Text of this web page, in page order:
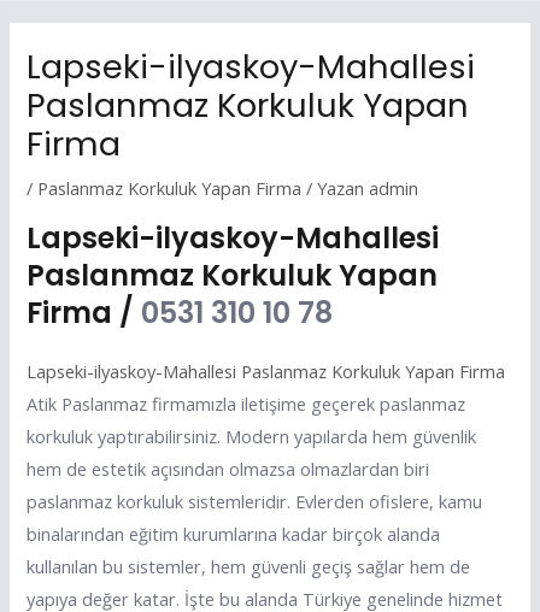
Lapseki-ilyaskoy-Mahallesi
Paslanmaz Korkuluk Yapan
Firma
/ Paslanmaz Korkuluk Yapan Firma / Yazan admin
Lapseki-ilyaskoy-Mahallesi
Paslanmaz Korkuluk Yapan
Firma / 0531 310 10 78
Lapseki-ilyaskoy-Mahallesi Paslanmaz Korkuluk Yapan Firma
Atik Paslanmaz firmamızla iletişime geçerek paslanmaz
korkuluk yaptırabilirsiniz. Modern yapılarda hem güvenlik
hem de estetik açısından olmazsa olmazlardan biri
paslanmaz korkuluk sistemleridir. Evlerden ofislere, kamu
binalarından eğitim kurumlarına kadar birçok alanda
kullanılan bu sistemler, hem güvenli geçiş sağlar hem de
yapıya değer katar. İşte bu alanda Türkiye genelinde hizmet